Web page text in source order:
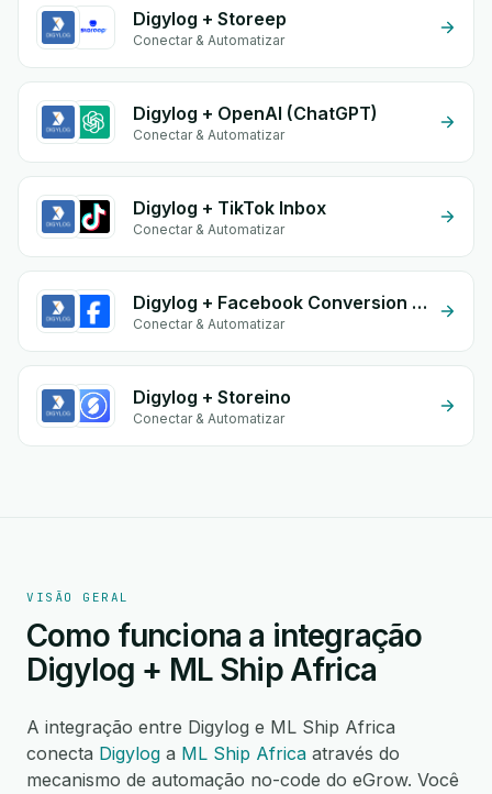
Digylog + Storeep
Conectar & Automatizar
Digylog + OpenAI (ChatGPT)
Conectar & Automatizar
Digylog + TikTok Inbox
Conectar & Automatizar
Digylog + Facebook Conversion API (CAPI)
Conectar & Automatizar
Digylog + Storeino
Conectar & Automatizar
VISÃO GERAL
Como funciona a integração
Digylog + ML Ship Africa
A integração entre Digylog e ML Ship Africa
conecta Digylog a ML Ship Africa através do
mecanismo de automação no-code do eGrow. Você